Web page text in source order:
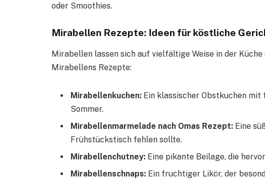
oder Smoothies.
Mirabellen Rezepte: Ideen für köstliche
Mirabellen lassen sich auf vielfältige Weise in der
Mirabellens Rezepte:
Mirabellenkuchen: Ein klassischer Obstkuchen
Sommer.
Mirabellenmarmelade nach Omas Rezept: Eine
Frühstückstisch fehlen sollte.
Mirabellenchutney: Eine pikante Beilage, die
Mirabellenschnaps: Ein fruchtiger Likör, der